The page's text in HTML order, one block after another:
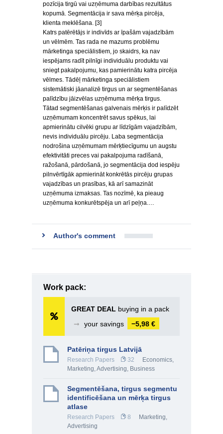
pozīcija tirgū vai uzņēmuma darbības rezultātus
kopumā. Segmentācija ir sava mērķa pircēja,
klienta meklēšana. [3]
Katrs patērētājs ir indivīds ar īpašām vajadzībām
un vēlmēm. Tas rada ne mazums problēmu
mārketinga speciālistiem, jo skaidrs, ka nav
iespējams radīt pilnīgi individuālu produktu vai
sniegt pakalpojumu, kas pamierinātu katra pircēja
vēlmes. Tādēļ mārketinga speciālistiem
sistemātiski jāanalizē tirgus un ar segmentēšanas
palīdzību jāizvēlas uzņēmuma mērķa tirgus.
Tātad segmentēšanas galvenais mērķis ir palīdzēt
uzņēmumam koncentrēt savus spēkus, lai
apmierinātu cilvēki grupu ar līdzīgām vajadzībām,
nevis individuālu pircēju. Laba segmentācija
nodrošina uzņēmumam mērķtiecīgumu un augstu
efektivitāti preces vai pakalpojuma radīšanā,
ražošanā, pārdošanā, jo segmentācija dod iespēju
pilnvērtīgāk apmierināt konkrētās pircēju grupas
vajadzības un prasības, kā arī samazināt
uzņēmuma izmaksas. Tas nozīmē, ka pieaug
uzņēmuma konkurētspēja un arī peļņa.…
Author's comment
Work pack:
GREAT DEAL buying in a pack
➞
your savings −5,98 €
Patēriņa tirgus Latvijā
Research Papers 32 Economics,
Marketing, Advertising, Business
Segmentēšana, tirgus segmentu
identificēšana un mērķa tirgus
atlase
Research Papers 8
Marketing,
Advertising